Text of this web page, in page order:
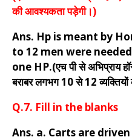
की आवश्यकता पड़ेगी।)
Ans. Hp is meant by
to 12 men were
one HP.(एच पी से अभिप्राय
बराबर लगभग 10 से 12
Q.7. Fill in the blanks
Ans. a. Carts are driven